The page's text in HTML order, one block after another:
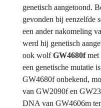
genetisch aangetoond.
gevonden bij eenzelfde
een ander nakomeling
werd hij genetisch
ook wolf GW4680f met
een genetische mutatie
GW4680f onbekend,
van GW2090f en
DNA van GW4606m